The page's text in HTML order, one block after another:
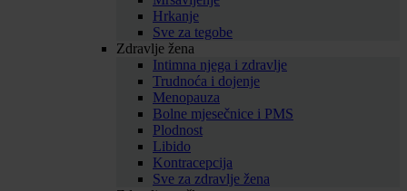
Hrkanje
Sve za tegobe
Zdravlje žena
Intimna njega i zdravlje
Trudnoća i dojenje
Menopauza
Bolne mjesečnice i PMS
Plodnost
Libido
Kontracepcija
Sve za zdravlje žena